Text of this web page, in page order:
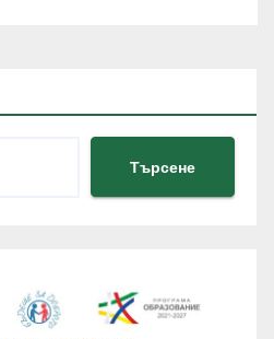
Търсене